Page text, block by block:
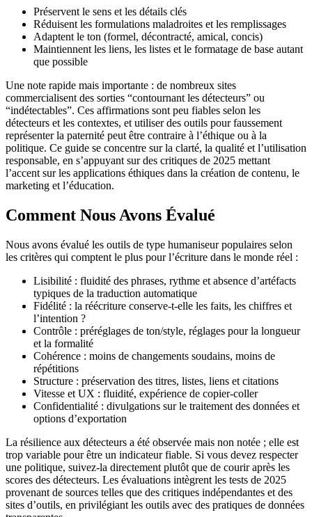
Préservent le sens et les détails clés
Réduisent les formulations maladroites et les remplissages
Adaptent le ton (formel, décontracté, amical, concis)
Maintiennent les liens, les listes et le formatage de base autant
que possible
Une note rapide mais importante : de nombreux sites
commercialisent des sorties “contournant les détecteurs” ou
“indétectables”. Ces affirmations sont peu fiables selon les
détecteurs et les contextes, et utiliser des outils pour faussement
représenter la paternité peut être contraire à l’éthique ou à la
politique. Ce guide se concentre sur la clarté, la qualité et l’utilisation
responsable, en s’appuyant sur des critiques de 2025 mettant
l’accent sur les applications éthiques dans la création de contenu, le
marketing et l’éducation.
Comment Nous Avons Évalué
Nous avons évalué les outils de type humaniseur populaires selon
les critères qui comptent le plus pour l’écriture dans le monde réel :
Lisibilité : fluidité des phrases, rythme et absence d’artéfacts
typiques de la traduction automatique
Fidélité : la réécriture conserve-t-elle les faits, les chiffres et
l’intention ?
Contrôle : préréglages de ton/style, réglages pour la longueur
et la formalité
Cohérence : moins de changements soudains, moins de
répétitions
Structure : préservation des titres, listes, liens et citations
Vitesse et UX : fluidité, expérience de copier-coller
Confidentialité : divulgations sur le traitement des données et
options d’exportation
La résilience aux détecteurs a été observée mais non notée ; elle est
trop variable pour être un indicateur fiable. Si vous devez respecter
une politique, suivez-la directement plutôt que de courir après les
scores des détecteurs. Les évaluations intègrent les tests de 2025
provenant de sources telles que des critiques indépendantes et des
sites d’outils, en privilégiant les outils avec des pratiques de données